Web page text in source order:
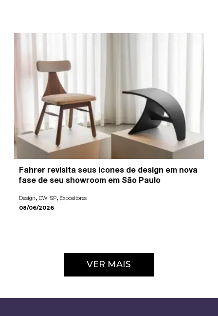
Fahrer revisita seus ícones de design em nova
fase de seu showroom em São Paulo
Design, DW! SP, Expositores
08/06/2026
VER MAIS